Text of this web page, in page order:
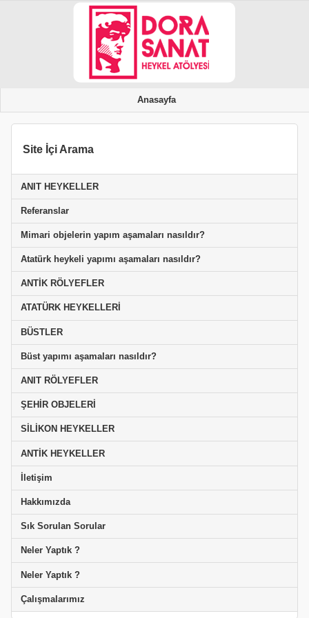
Anasayfa
Site İçi Arama
ANIT HEYKELLER
Referanslar
Mimari objelerin yapım aşamaları nasıldır?
Atatürk heykeli yapımı aşamaları nasıldır?
ANTİK RÖLYEFLER
ATATÜRK HEYKELLERİ
BÜSTLER
Büst yapımı aşamaları nasıldır?
ANIT RÖLYEFLER
ŞEHİR OBJELERİ
SİLİKON HEYKELLER
ANTİK HEYKELLER
İletişim
Hakkımızda
Sık Sorulan Sorular
Neler Yaptık ?
Neler Yaptık ?
Çalışmalarımız